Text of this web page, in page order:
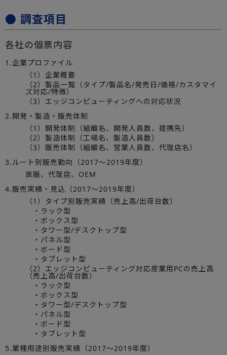
● 調査項目
各社の個票内容
1.企業プロファイル
（1）企業概要
（2）製品一覧（タイプ/製品名/発売日/価格/カスタマイ
ズ対応/特徴）
（3）エッジコンピューティングへの対応状況
2.開発・製造・販売体制
（1）開発体制（組織名、開発人員数、提携先）
（2）製造体制（工場名、製造人員数）
（3）販売体制（組織名、営業人員数、代理店名）
3.ルート別販売動向（2017～2019年度）
直販、代理店、OEM
4.販売実績・見込（2017～2019年度）
（1）タイプ別販売実績（売上高/出荷台数）
・ラック型
・ボックス型
・タワー型/デスクトップ型
・パネル型
・ボード型
・タブレット型
（2）エッジコンピューティング対応産業用PCの売上高
（売上高/出荷台数）
・ラック型
・ボックス型
・タワー型/デスクトップ型
・パネル型
・ボード型
・タブレット型
5.業種用途別販売実績（2017～2019年度）